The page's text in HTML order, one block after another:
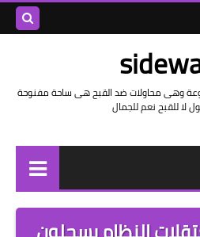
وهى محاولات ضد القبح هى ساحة مفنوحة
لا للقبح نعم للجمال
توثيق وتاريخ